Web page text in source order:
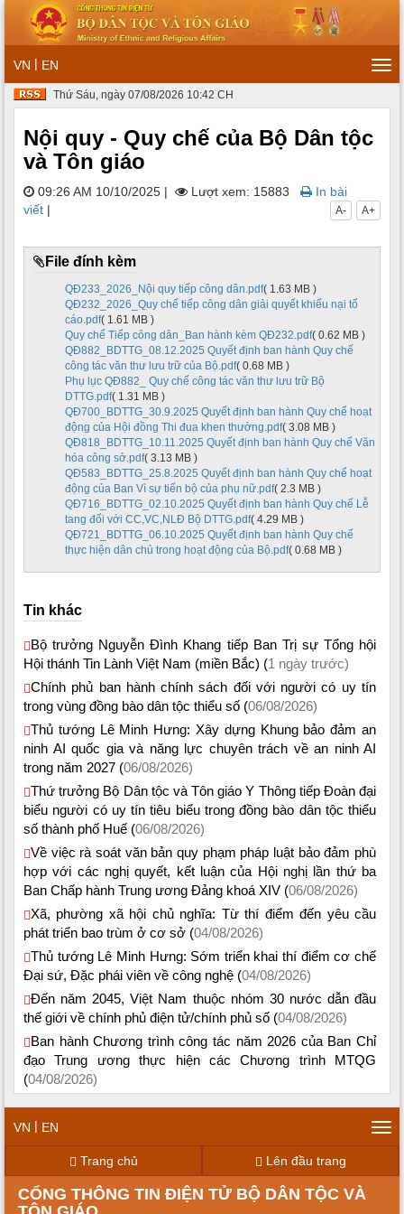
VN | EN
Thứ Sáu, ngày 07/08/2026 10:42 CH
Nội quy - Quy chế của Bộ Dân tộc
và Tôn giáo
09:26 AM 10/10/2025 | Lượt xem: 15883
In bài
viết | A+
A-
File đính kèm
QĐ233_2026_Nội quy tiếp công dân.pdf( 1.63 MB )
QĐ232_2026_Quy chế tiếp công dân giải quyết khiếu nại tố
cáo.pdf( 1.61 MB )
Quy chế Tiếp công dân_Ban hành kèm QĐ232.pdf( 0.62 MB )
QĐ882_BDTTG_08.12.2025 Quyết định ban hành Quy chế
công tác văn thư lưu trữ của Bộ.pdf( 0.68 MB )
Phụ lục QĐ882_ Quy chế công tác văn thư lưu trữ Bộ
DTTG.pdf( 1.31 MB )
QĐ700_BDTTG_30.9.2025 Quyết định ban hành Quy chế hoạt
động của Hội đồng Thi đua khen thưởng.pdf( 3.08 MB )
QĐ818_BDTTG_10.11.2025 Quyết định ban hành Quy chế Văn
hóa công sở.pdf( 3.13 MB )
QĐ583_BDTTG_25.8.2025 Quyết định ban hành Quy chế hoạt
động của Ban Vì sự tiến bộ của phụ nữ.pdf( 2.3 MB )
QĐ716_BDTTG_02.10.2025 Quyết định ban hành Quy chế Lễ
tang đối với CC,VC,NLĐ Bộ DTTG.pdf( 4.29 MB )
QĐ721_BDTTG_06.10.2025 Quyết định ban hành Quy chế
thực hiện dân chủ trong hoạt động của Bộ.pdf( 0.68 MB )
Tin khác
Bộ trưởng Nguyễn Đình Khang tiếp Ban Trị sự Tổng hội
Hội thánh Tin Lành Việt Nam (miền Bắc) (1 ngày trước)
Chính phủ ban hành chính sách đối với người có uy tín
trong vùng đồng bào dân tộc thiểu số (06/08/2026)
Thủ tướng Lê Minh Hưng: Xây dựng Khung bảo đảm an
ninh AI quốc gia và năng lực chuyên trách về an ninh AI
trong năm 2027 (06/08/2026)
Thứ trưởng Bộ Dân tộc và Tôn giáo Y Thông tiếp Đoàn đại
biểu người có uy tín tiêu biểu trong đồng bào dân tộc thiểu
số thành phố Huế (06/08/2026)
Về việc rà soát văn bản quy phạm pháp luật bảo đảm phù
hợp với các nghị quyết, kết luận của Hội nghị lần thứ ba
Ban Chấp hành Trung ương Đảng khoá XIV (06/08/2026)
Xã, phường xã hội chủ nghĩa: Từ thí điểm đến yêu cầu
phát triển bao trùm ở cơ sở (04/08/2026)
Thủ tướng Lê Minh Hưng: Sớm triển khai thí điểm cơ chế
Đại sứ, Đặc phái viên về công nghệ (04/08/2026)
Đến năm 2045, Việt Nam thuộc nhóm 30 nước dẫn đầu
thế giới về chính phủ điện tử/chính phủ số (04/08/2026)
Ban hành Chương trình công tác năm 2026 của Ban Chỉ
đạo Trung ương thực hiện các Chương trình MTQG
(04/08/2026)
VN | EN
Trang chủ
Lên đầu trang
CỔNG THÔNG TIN ĐIỆN TỬ BỘ DÂN TỘC VÀ